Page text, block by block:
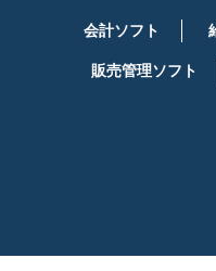
会計ソフト
販売管理ソフト